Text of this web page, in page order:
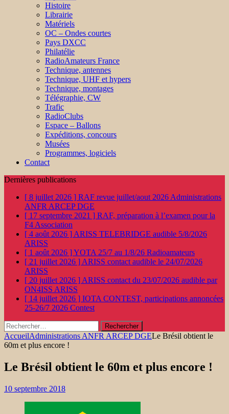
Histoire
Librairie
Matériels
OC – Ondes courtes
Pays DXCC
Philatélie
RadioAmateurs France
Technique, antennes
Technique, UHF et hypers
Technique, montages
Télégraphie, CW
Trafic
RadioClubs
Espace – Ballons
Expéditions, concours
Musées
Programmes, logiciels
Contact
Dernières publications
[ 8 juillet 2026 ] RAF revue juillet/aout 2026 Administrations
ANFR ARCEP DGE
[ 17 septembre 2021 ] RAF, préparation à l’examen pour la
F4 Association
[ 4 août 2026 ] ARISS TELEBRIDGE audible 5/8/2026
ARISS
[ 1 août 2026 ]YOTA 25/7 au 1/8/26 Radioamateurs
[ 21 juillet 2026 ] ARISS contact audible le 24/07/2026
ARISS
[ 20 juillet 2026 ] ARISS contact du 23/07/2026 audible par
ON4ISS ARISS
[ 14 juillet 2026 ] IOTA CONTEST, participations annoncées
25-26/7 2026 Contest
Rechercher :
AccueilAdministrations ANFR ARCEP DGELe Brésil obtient le
60m et plus encore !
Le Brésil obtient le 60m et plus encore !
10 septembre 2018